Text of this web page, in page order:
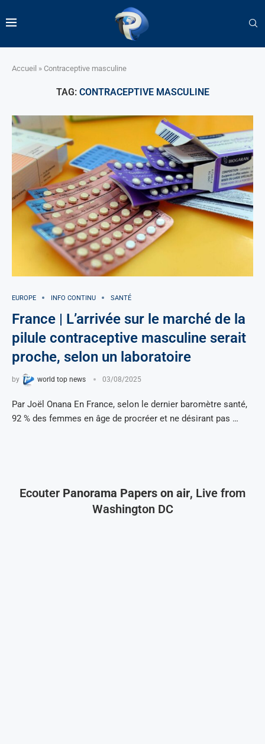
Accueil » Contraceptive masculine
TAG: CONTRACEPTIVE MASCULINE
EUROPE INFO CONTINU SANTÉ
France | L’arrivée sur le marché de la
pilule contraceptive masculine serait
proche, selon un laboratoire
by world top news 03/08/2025
Par Joël Onana En France, selon le dernier baromètre santé,
92 % des femmes en âge de procréer et ne désirant pas …
Ecouter Panorama Papers on air, Live from
Washington DC